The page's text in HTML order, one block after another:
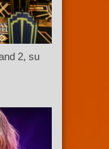
2, su